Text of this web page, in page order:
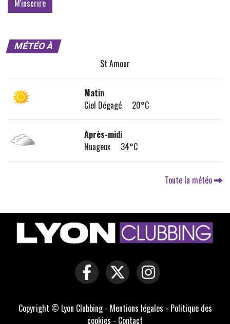
MÉTÉO À
St Amour
Matin
Ciel Dégagé 20°C
Après-midi
Nuageux 34°C
Toute la météo
Copyright © Lyon Clubbing - Mentions légales - Politique des
cookies - Contact